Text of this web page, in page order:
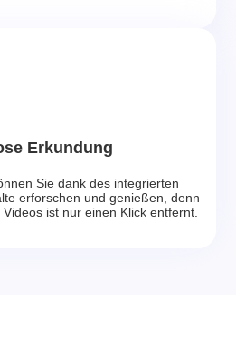
Erkundung
Sie dank des integrierten
erforschen und genießen, denn
ist nur einen Klick entfernt.